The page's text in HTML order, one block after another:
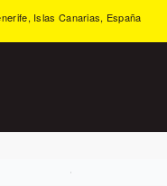
Islas Canarias, España